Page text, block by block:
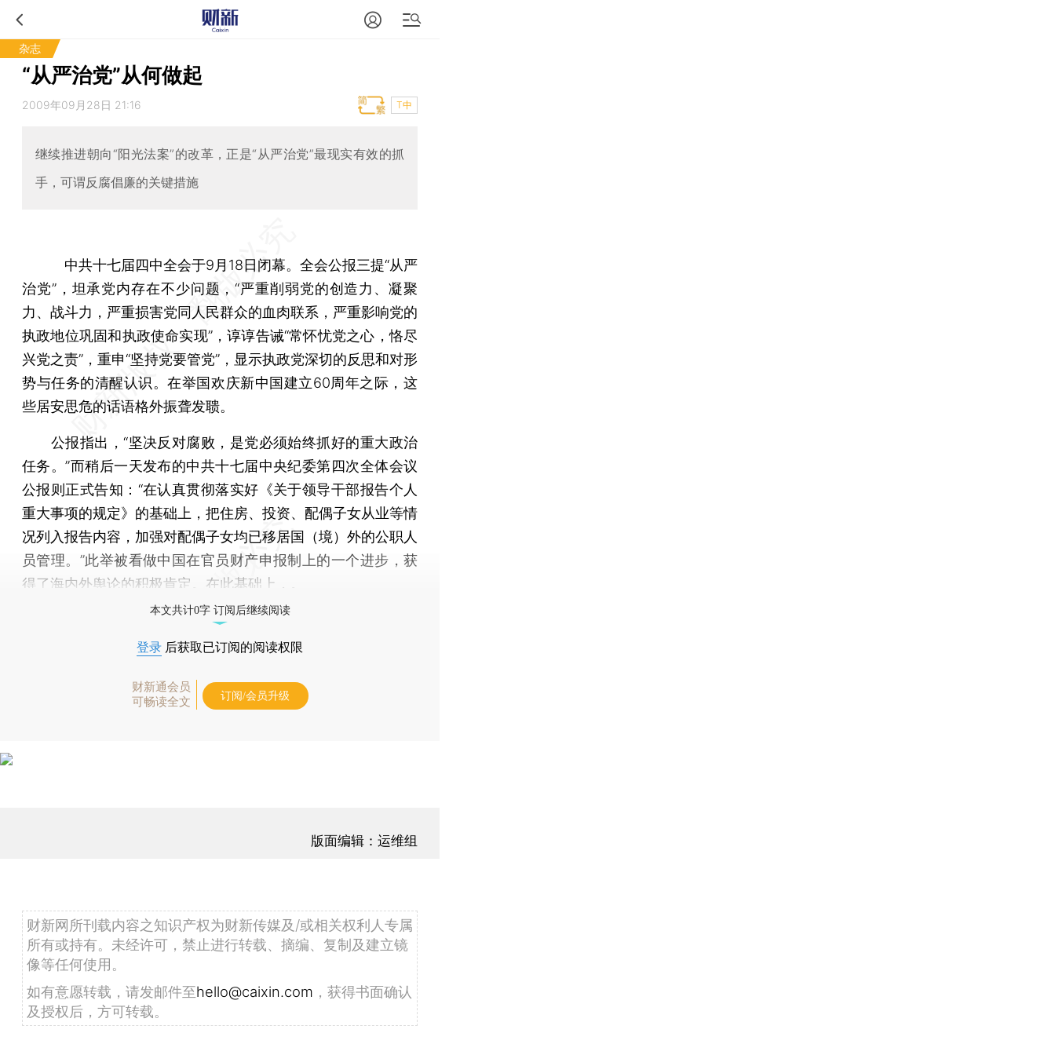
杂志
“从严治党”从何做起
2009年09月28日 21:16 T中
继续推进朝向“阳光法案”的改革，正是“从严治党”最现实有效的抓
手，可谓反腐倡廉的关键措施
中共十七届四中全会于9月18日闭幕。全会公报三提“从严
治党”，坦承党内存在不少问题，“严重削弱党的创造力、凝聚
力、战斗力，严重损害党同人民群众的血肉联系，严重影响党的
执政地位巩固和执政使命实现”，谆谆告诫“常怀忧党之心，恪尽
兴党之责”，重申“坚持党要管党”，显示执政党深切的反思和对形
势与任务的清醒认识。在举国欢庆新中国建立60周年之际，这
些居安思危的话语格外振聋发聩。
公报指出，“坚决反对腐败，是党必须始终抓好的重大政治
任务。”而稍后一天发布的中共十七届中央纪委第四次全体会议
公报则正式告知：“在认真贯彻落实好《关于领导干部报告个人
重大事项的规定》的基础上，把住房、投资、配偶子女从业等情
况列入报告内容，加强对配偶子女均已移居国（境）外的公职人
员管理。”此举被看做中国在官员财产申报制上的一个进步，获
得了海内外舆论的积极肯定。在此基础上，。
本文共计0字 订阅后继续阅读
登录 后获取已订阅的阅读权限
财新通会员
可畅读全文
订阅/会员升级
版面编辑：运维组
财新网所刊载内容之知识产权为财新传媒及/或相关权利人专属
所有或持有。未经许可，禁止进行转载、摘编、复制及建立镜
像等任何使用。
如有意愿转载，请发邮件至hello@caixin.com ，获得书面确认
及授权后，方可转载。